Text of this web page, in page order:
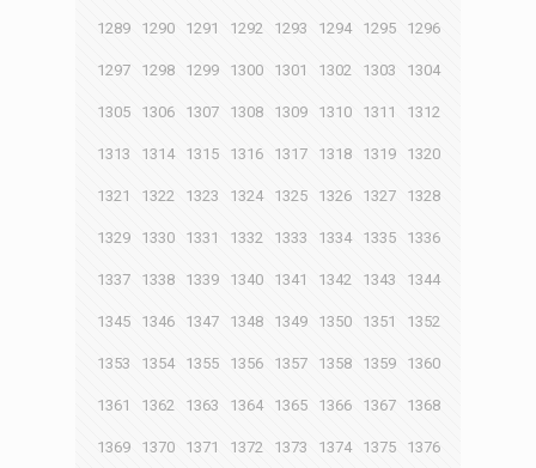
1289 1290 1291 1292 1293 1294 1295 1296
1297 1298 1299 1300 1301 1302 1303 1304
1305 1306 1307 1308 1309 1310 1311 1312
1313 1314 1315 1316 1317 1318 1319 1320
1321 1322 1323 1324 1325 1326 1327 1328
1329 1330 1331 1332 1333 1334 1335 1336
1337 1338 1339 1340 1341 1342 1343 1344
1345 1346 1347 1348 1349 1350 1351 1352
1353 1354 1355 1356 1357 1358 1359 1360
1361 1362 1363 1364 1365 1366 1367 1368
1369 1370 1371 1372 1373 1374 1375 1376